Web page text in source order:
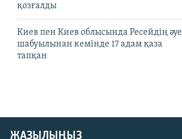
қозғалды
Киев пен Киев облысында Ресейдің әуе
шабуылынан кемінде 17 адам қаза
тапқан
ЖАЗЫЛЫҢЫЗ